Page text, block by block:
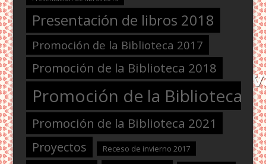
Presentación de libros 2018
Promoción de la Biblioteca 2017
Promoción de la Biblioteca 2018
Promoción de la Biblioteca
Promoción de la Biblioteca 2021
Proyectos Receso de invierno 2017